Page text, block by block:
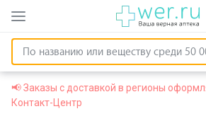
📢 Заказы с доставкой в регионы
Контакт-Центр